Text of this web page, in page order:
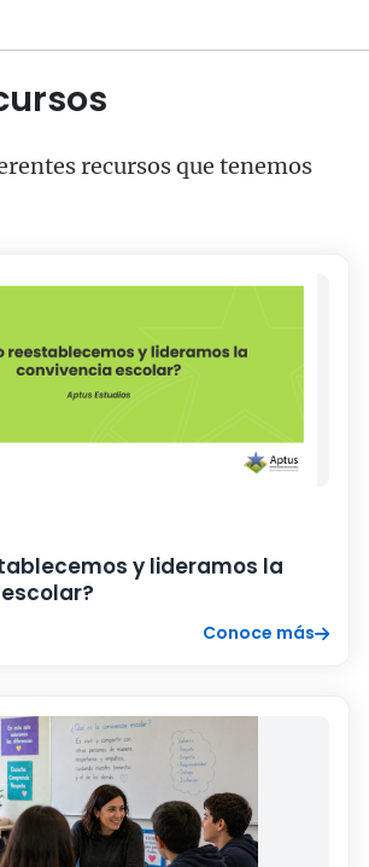
recursos que tenemos
y lideramos la
Conoce más